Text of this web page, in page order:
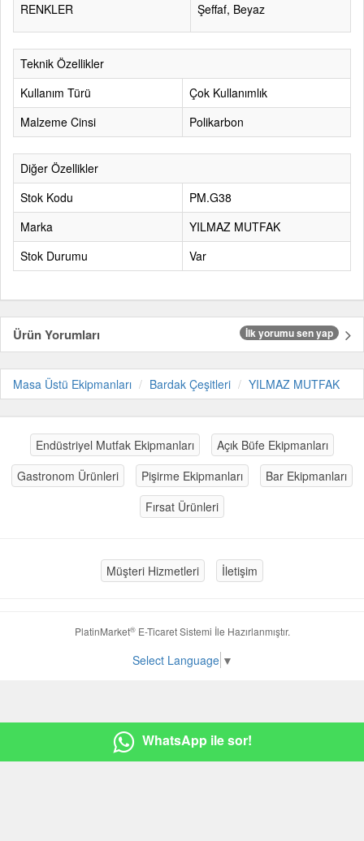
WhatsApp ile sor!
RENKLER Şeffaf, Beyaz
Teknik Özellikler
Kullanım Türü
Çok Kullanımlık
Malzeme Cinsi
Polikarbon
Diğer Özellikler
Stok Kodu
PM.G38
Marka
YILMAZ MUTFAK
Stok Durumu
Var
Ürün Yorumları İlk yorumu sen yap
Masa Üstü Ekipmanları Bardak Çeşitleri YILMAZ MUTFAK
Endüstriyel Mutfak Ekipmanları
Açık Büfe Ekipmanları
Gastronom Ürünleri
Pişirme Ekipmanları
Bar Ekipmanları
Fırsat Ürünleri
Müşteri Hizmetleri İletişim
PlatinMarket®E-Ticaret Sistemi İle Hazırlanmıştır.
Select Language ▼